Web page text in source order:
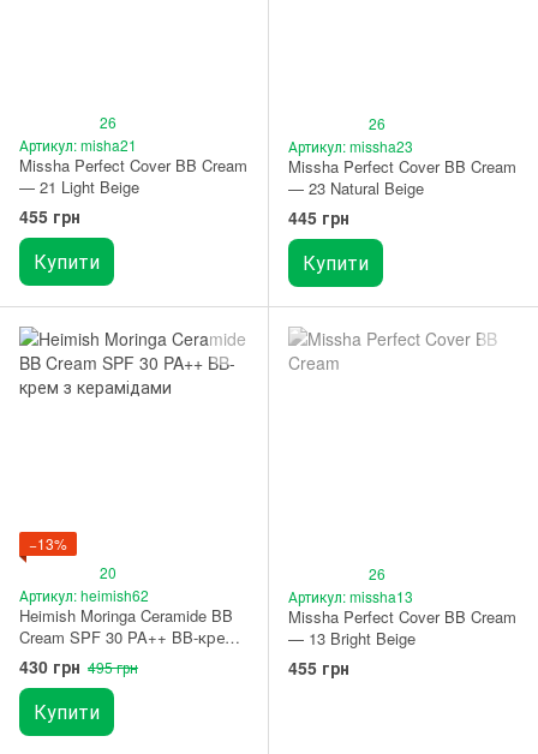
26
Артикул: misha21
Missha Perfect Cover BB Cream
— 21 Light Beige
455 грн
Купити
26
Артикул: missha23
Missha Perfect Cover BB Cream
— 23 Natural Beige
445 грн
Купити
−13%
20
Артикул: heimish62
Heimish Moringa Ceramide BB
Cream SPF 30 PA++ BB-крем з
керамідами 21C Light Beige
430 грн 495 грн
Купити
26
Артикул: missha13
Missha Perfect Cover BB Cream
— 13 Bright Beige
455 грн